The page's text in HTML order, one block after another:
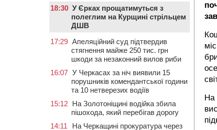
На
18:30 У Єрках прощатимуться з
полеглим на Курщині стрільцем
ДШВ
17:29 Апеляційний суд підтвердив
стягнення майже 250 тис. грн
шкоди за незаконний вилов риби
16:07 У Черкасах за ніч виявили 15
порушників комендантської години
та 10 нетверезих водіїв
15:12 На Золотоніщині водійка збила
пішохода, який перебігав дорогу
14:11
На Черкащині прокуратура через